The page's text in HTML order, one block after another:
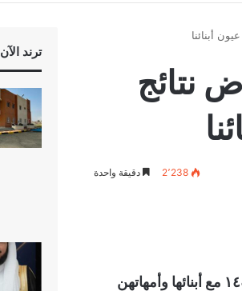
أبنائنا
نتائج
2٬238 دقيقة واحدة
احتفت جمعية أبنائنا الخيرية مساء يوم الاربعاء الموافق ٩ / ٤ / ١٤٤٧ مع أبنائها وأمهاتهن
ترند الآن